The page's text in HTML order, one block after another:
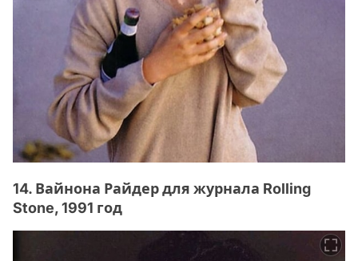
14. Вайнона Райдер для журнала Rolling
Stone, 1991 год